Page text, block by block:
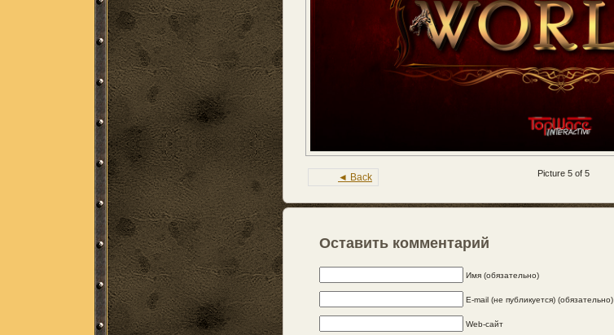
◄ Back Picture 5 of 5
Оставить комментарий
Имя (обязательно)
E-mail (не публикуется) (обязательно)
Web-сайт